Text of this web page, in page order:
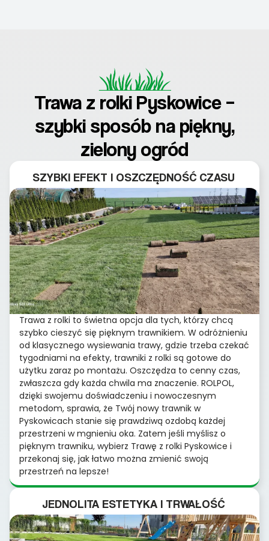
Trawa z rolki Pyskowice –
szybki sposób na piękny,
zielony ogród
SZYBKI EFEKT I OSZCZĘDNOŚĆ CZASU
Trawa z rolki to świetna opcja dla tych, którzy chcą
szybko cieszyć się pięknym trawnikiem. W odróżnieniu
od klasycznego wysiewania trawy, gdzie trzeba czekać
tygodniami na efekty, trawniki z rolki są gotowe do
użytku zaraz po montażu. Oszczędza to cenny czas,
zwłaszcza gdy każda chwila ma znaczenie. ROLPOL,
dzięki swojemu doświadczeniu i nowoczesnym
metodom, sprawia, że Twój nowy trawnik w
Pyskowicach stanie się prawdziwą ozdobą każdej
przestrzeni w mgnieniu oka. Zatem jeśli myślisz o
pięknym trawniku, wybierz Trawę z rolki Pyskowice i
przekonaj się, jak łatwo można zmienić swoją
przestrzeń na lepsze!
JEDNOLITA ESTETYKA I TRWAŁOŚĆ